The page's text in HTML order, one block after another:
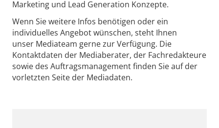
Marketing und Lead Generation Konzepte.
Wenn Sie weitere Infos benötigen oder ein
individuelles Angebot wünschen, steht Ihnen
unser Mediateam gerne zur Verfügung. Die
Kontaktdaten der Mediaberater, der Fachredakteure
sowie des Auftragsmanagement finden Sie auf der
vorletzten Seite der Mediadaten.